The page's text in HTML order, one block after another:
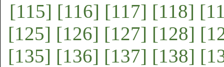
[115] [116] [117] [118]
[125] [126] [127] [128]
[135] [136] [137] [138]